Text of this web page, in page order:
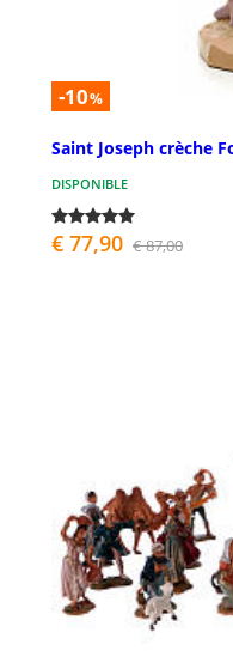
-10%
Saint Joseph crèche
DISPONIBLE
€ 77,90 € 87,00